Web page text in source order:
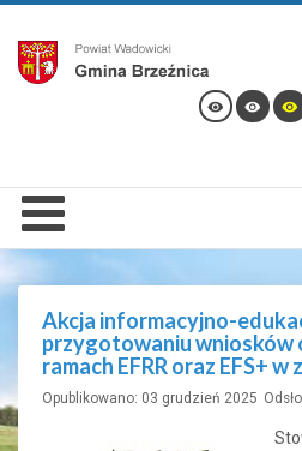
Akcja informacyjno-
przygotowaniu wniosków
ramach EFRR oraz EFS+ w
Opublikowano: 03 grudzień 2025